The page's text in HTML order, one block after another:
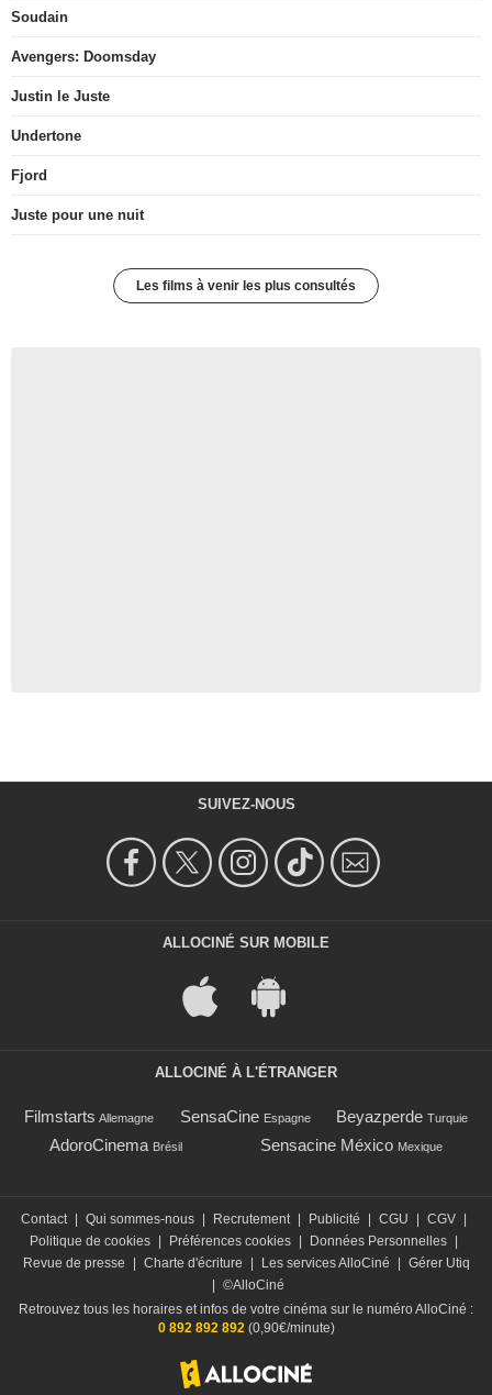
Soudain
Avengers: Doomsday
Justin le Juste
Undertone
Fjord
Juste pour une nuit
Les films à venir les plus consultés
SUIVEZ-NOUS
ALLOCINÉ SUR MOBILE
ALLOCINÉ À L'ÉTRANGER
Filmstarts Allemagne SensaCine Espagne Beyazperde Turquie
AdoroCinema Brésil Sensacine México Mexique
Contact Qui sommes-nous Recrutement Publicité CGU CGV
Politique de cookies
Préférences cookies Données Personnelles
Revue de presse
Charte d'écriture Les services AlloCiné
Gérer Utiq
©AlloCiné
Retrouvez tous les horaires et infos de votre cinéma sur le numéro AlloCiné :
0 892 892 892(0,90€/minute)